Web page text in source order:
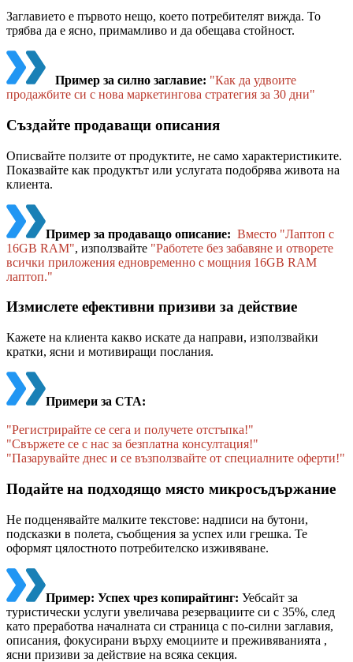
Заглавието е първото нещо, което потребителят вижда. То
трябва да е ясно, примамливо и да обещава стойност.
Пример за силно заглавие: "Как да удвоите
продажбите си с нова маркетингова стратегия за 30 дни"
Създайте продаващи описания
Описвайте ползите от продуктите, не само характеристиките.
Показвайте как продуктът или услугата подобрява живота на
клиента.
Пример за продаващо описание: Вместо "Лаптоп с
16GB RAM", използвайте "Работете без забавяне и отворете
всички приложения едновременно с мощния 16GB RAM
лаптоп."
Измислете ефективни призиви за действие
Кажете на клиента какво искате да направи, използвайки
кратки, ясни и мотивиращи послания.
Примери за CTA:
"Регистрирайте се сега и получете отстъпка!"
"Свържете се с нас за безплатна консултация!"
"Пазарувайте днес и се възползвайте от специалните оферти!"
Подайте на подходящо място микросъдържание
Не подценявайте малките текстове: надписи на бутони,
подсказки в полета, съобщения за успех или грешка. Те
оформят цялостното потребителско изживяване.
Пример: Успех чрез копирайтинг: Уебсайт за
туристически услуги увеличава резервациите си с 35%, след
като преработва началната си страница с по-силни заглавия,
описания, фокусирани върху емоциите и преживяванията ,
ясни призиви за действие на всяка секция.